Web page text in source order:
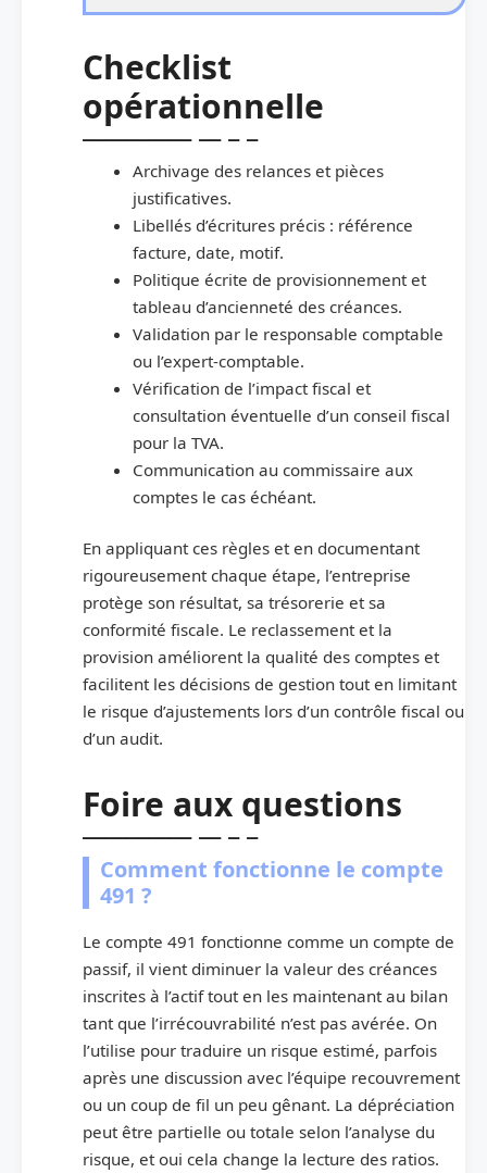
Checklist
opérationnelle
Archivage des relances et pièces
justificatives.
Libellés d’écritures précis : référence
facture, date, motif.
Politique écrite de provisionnement et
tableau d’ancienneté des créances.
Validation par le responsable comptable
ou l’expert-comptable.
Vérification de l’impact fiscal et
consultation éventuelle d’un conseil fiscal
pour la TVA.
Communication au commissaire aux
comptes le cas échéant.
En appliquant ces règles et en documentant
rigoureusement chaque étape, l’entreprise
protège son résultat, sa trésorerie et sa
conformité fiscale. Le reclassement et la
provision améliorent la qualité des comptes et
facilitent les décisions de gestion tout en limitant
le risque d’ajustements lors d’un contrôle fiscal ou
d’un audit.
Foire aux questions
Comment fonctionne le compte
491 ?
Le compte 491 fonctionne comme un compte de
passif, il vient diminuer la valeur des créances
inscrites à l’actif tout en les maintenant au bilan
tant que l’irrécouvrabilité n’est pas avérée. On
l’utilise pour traduire un risque estimé, parfois
après une discussion avec l’équipe recouvrement
ou un coup de fil un peu gênant. La dépréciation
peut être partielle ou totale selon l’analyse du
risque, et oui cela change la lecture des ratios.